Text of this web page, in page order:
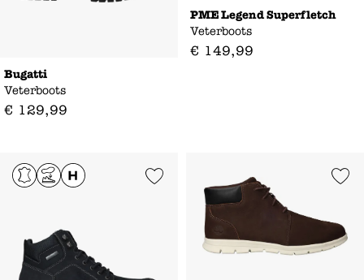
Bugatti
Veterboots
€ 129,99
PME Legend Superfletch
Veterboots
€ 149,99
Add to Wishlist Add to